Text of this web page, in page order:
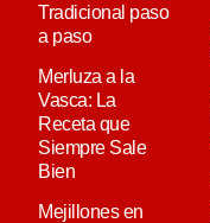
Tradicional paso
a paso
Merluza a la
Vasca: La
Receta que
Siempre Sale
Bien
Mejillones en